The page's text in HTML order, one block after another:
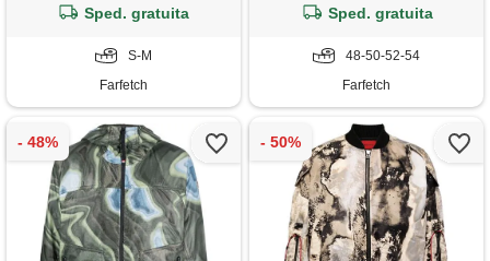
Sped. gratuita
S-M
Farfetch
Sped. gratuita
48-50-52-54
Farfetch